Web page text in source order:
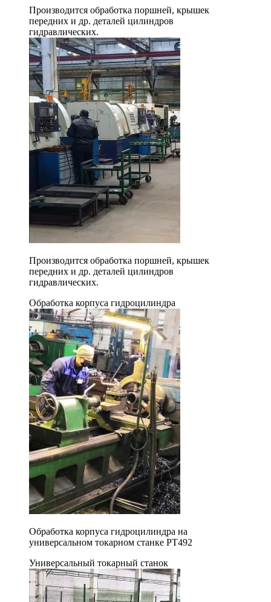
Производится обработка поршней, крышек
передних и др. деталей цилиндров
гидравлических.
Производится обработка поршней, крышек
передних и др. деталей цилиндров
гидравлических.
Обработка корпуса гидроцилиндра
Обработка корпуса гидроцилиндра на
универсальном токарном станке РТ492
Универсальный токарный станок